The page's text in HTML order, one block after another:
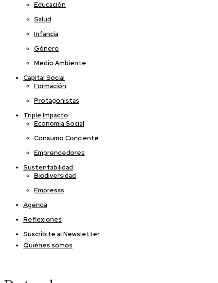
Educación
Salud
Infancia
Género
Medio Ambiente
Capital Social
Formación
Protagonistas
Triple Impacto
Economía Social
Consumo Conciente
Emprendedores
Sustentabilidad
Biodiversidad
Empresas
Agenda
Reflexiones
Suscribite al Newsletter
Quiénes somos